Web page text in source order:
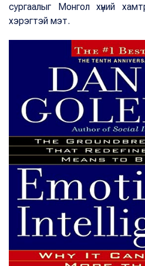
сургаалыг Монгол хүний
хэрэгтэй мэт.